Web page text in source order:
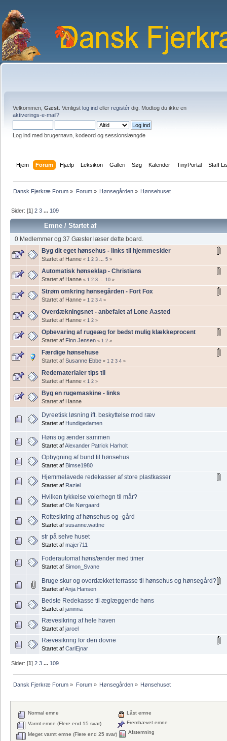
Velkommen, Gæst . Venligst log ind eller registér dig. Modtog du ikke en
aktiverings-e-mail?
Log ind med brugernavn, kodeord og sessionslængde
Hjem Forum Hjælp Leksikon Galleri Søg Kalender TinyPortal Staff
Dansk Fjerkræ Forum » Forum» Hønsegården» Hønsehuset
Sider: [1]2 3 ... 109
Emne /Startet af
0 Medlemmer og 37 Gæster læser dette board.
Byg dit eget hønsehus - links til hjemmesider
Startet af Hanne « 1 2 3 5 »
Automatisk hønseklap - Christians
Startet af Hanne « 1 2 3 10 »
Strøm omkring hønsegården - Fort Fox
Startet af Hanne « 1 2 3 4 »
Overdækningsnet - anbefalet af Lone Aasted
Startet af Hanne « 1 2 »
Opbevaring af rugeæg for bedst mulig klækkeprocent
Startet af Finn Jensen « 1 2 »
Færdige hønsehuse
Startet af Susanne Ebbe « 1 2 3 4 »
Redematerialer tips til
Startet af Hanne « 1 2 »
Byg en rugemaskine - links
Startet af Hanne
Dyreetisk løsning ift. beskyttelse mod ræv
Startet af Hundigedamen
Høns og ænder sammen
Startet afAlexander Patrick Harholt
Opbygning af bund til hønsehus
Startet af Bimse1980
Hjemmelavede redekasser af store plastkasser
Startet af Raziel
Hvilken tykkelse voierhegn til mår?
Startet af Ole Nørgaard
Rottesikring af hønsehus og -gård
Startet af susanne.wattne
str på selve huset
Startet af majer711
Foderautomat høns/ænder med timer
Startet af Simon_Svane
Bruge skur og overdækket terrasse til hønsehus og hønsegård?
Startet afAnja Hansen
Bedste Redekasse til æglæggende høns
Startet af janinna
Rævesikring af hele haven
Startet af jaroel
Rævesikring for den dovne
Startet af CarlEjnar
Sider: [1]2 3 ... 109
Dansk Fjerkræ Forum » Forum» Hønsegården» Hønsehuset
Normal emne
Varmt emne (Flere end 15 svar)
Meget varmt emne (Flere end 25 svar)
Låst emne
Fremhævet emne
Afstemning